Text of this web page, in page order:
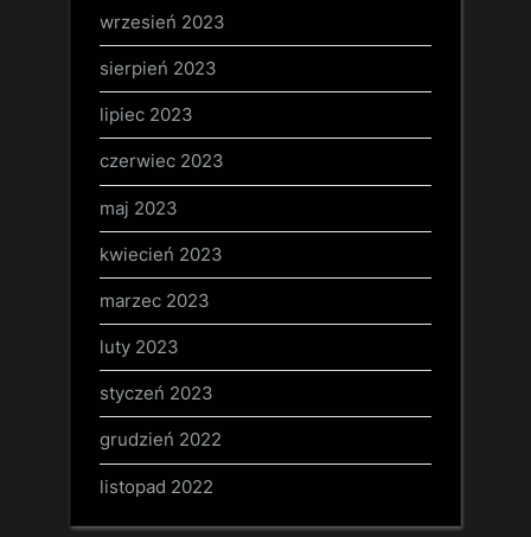
wrzesień 2023
sierpień 2023
lipiec 2023
czerwiec 2023
maj 2023
kwiecień 2023
marzec 2023
luty 2023
styczeń 2023
grudzień 2022
listopad 2022